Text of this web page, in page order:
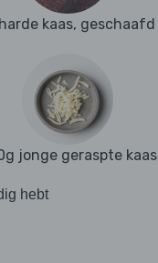
kaas, geschaafd
jonge geraspte kaas
hebt